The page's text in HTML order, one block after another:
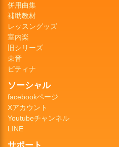
併用曲集
補助教材
レッスングッズ
室内楽
旧シリーズ
東音
ピティナ
ソーシャル
facebookページ
Xアカウント
Youtubeチャンネル
LINE
サポート